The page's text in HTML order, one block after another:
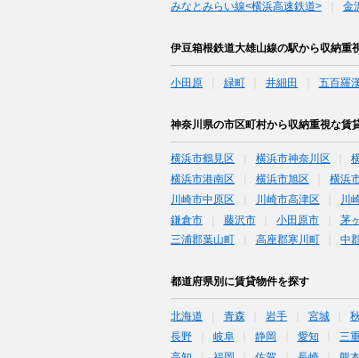
みなとみらい線<横浜高速鉄道>
金
伊豆箱根鉄道大雄山線の駅から収納重
小田原 緑町 井細田 五百羅
神奈川県の市区町村から収納重視な賃
横浜市鶴見区 横浜市神奈川区
横浜市港南区
横浜市旭区 横浜
川崎市中原区
川崎市高津区 川
鎌倉市
藤沢市 小田原市 茅
三浦郡葉山町
高座郡寒川町 中
都道府県別に賃貸物件を探す
北海道 青森 岩手 宮城
長野
岐阜 静岡 愛知 三